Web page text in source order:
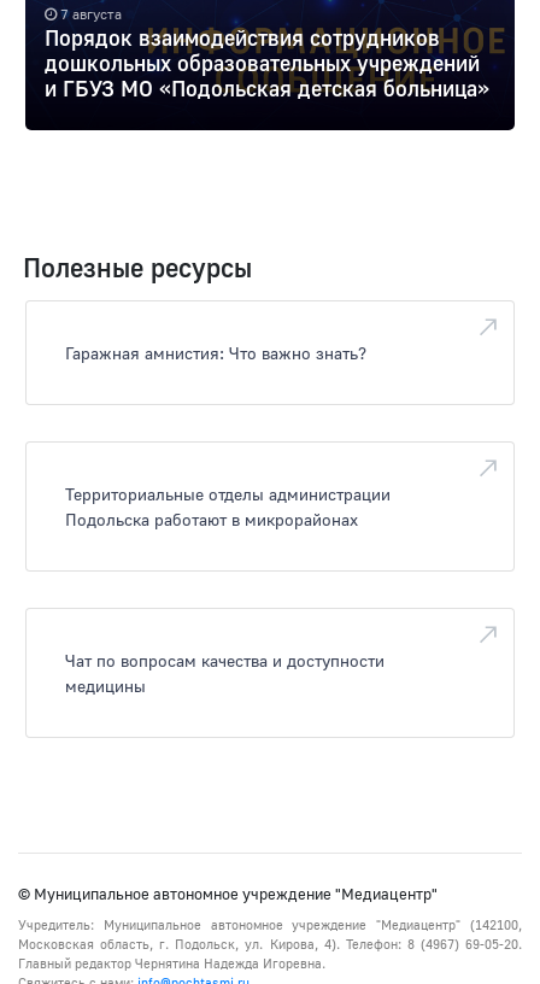
7 августа
Порядок взаимодействия сотрудников
дошкольных образовательных учреждений
и ГБУЗ МО «Подольская детская больница»
Полезные ресурсы
Гаражная амнистия: Что важно знать?
Территориальные отделы администрации
Подольска работают в микрорайонах
Чат по вопросам качества и доступности
медицины
© Муниципальное автономное учреждение "Медиацентр"
Учредитель: Муниципальное автономное учреждение "Медиацентр" (142100,
Московская область, г. Подольск, ул. Кирова, 4). Телефон: 8 (4967) 69-05-20.
Главный редактор Чернятина Надежда Игоревна.